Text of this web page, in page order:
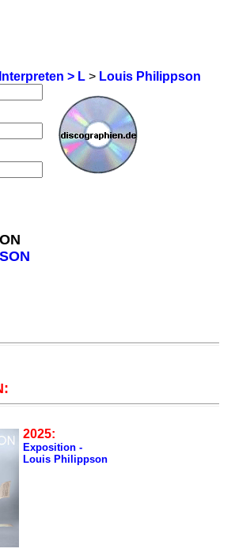
Interpreten > L > Louis Philippson
2025:
Exposition -
Louis Philippson